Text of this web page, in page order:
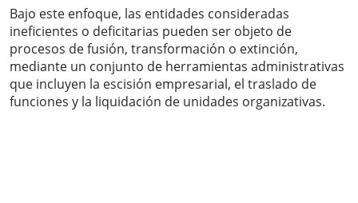
Bajo este enfoque, las entidades consideradas
ineficientes o deficitarias pueden ser objeto de
procesos de fusión, transformación o extinción,
mediante un conjunto de herramientas administrativas
que incluyen la escisión empresarial, el traslado de
funciones y la liquidación de unidades organizativas.